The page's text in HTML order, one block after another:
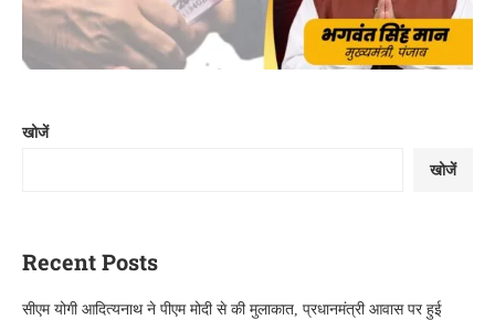
खोजें
खोजें
Recent Posts
सीएम योगी आदित्यनाथ ने पीएम मोदी से की मुलाकात, प्रधानमंत्री आवास पर हुई